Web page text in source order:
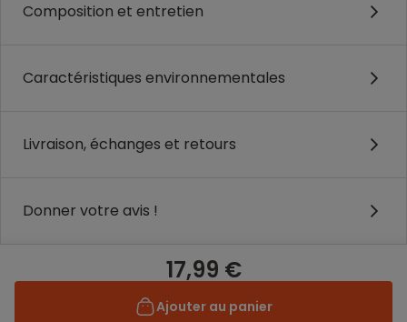
Composition et entretien
Caractéristiques environnementales
Livraison, échanges et retours
Donner votre avis !
17,99 €
Ajouter au panier